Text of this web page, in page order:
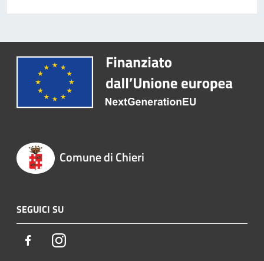
Comune di Chieri
SEGUICI SU
FacebookInstagram